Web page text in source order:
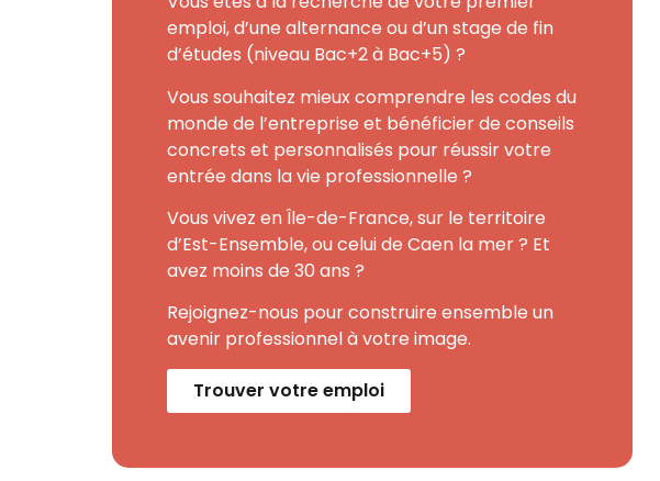
emploi, d’une alternance ou d’un stage de fin
d’études (niveau Bac+2 à Bac+5) ?
Vous souhaitez mieux comprendre les codes du
monde de l’entreprise et bénéficier de conseils
concrets et personnalisés pour réussir votre
entrée dans la vie professionnelle ?
Vous vivez en Île-de-France, sur le territoire
d’Est-Ensemble, ou celui de Caen la mer ? Et
avez moins de 30 ans ?
Rejoignez-nous pour construire ensemble un
avenir professionnel à votre image.
Trouver votre emploi